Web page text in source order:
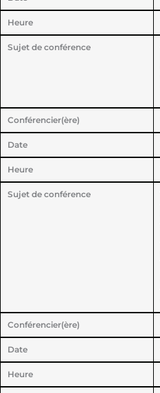
Heure
Sujet de conférence
Conférencier(ère)
Date
Heure
Sujet de conférence
Conférencier(ère)
Date
Heure